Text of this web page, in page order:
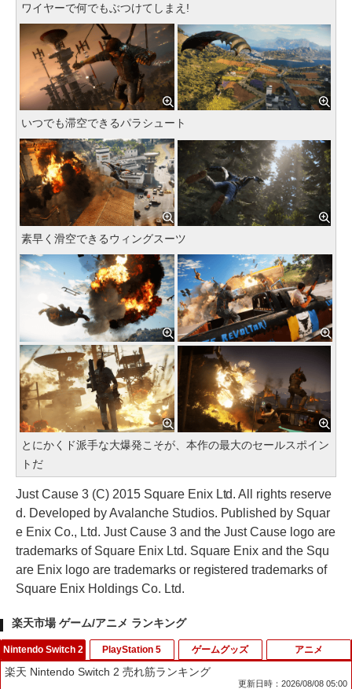
ワイヤーで何でもぶつけてしまえ!
いつでも滞空できるパラシュート
素早く滑空できるウィングスーツ
とにかくド派手な大爆発こそが、本作の最大のセールスポイン
トだ
Just Cause 3 (C) 2015 Square Enix Ltd. All rights reserve
d. Developed by Avalanche Studios. Published by Squar
e Enix Co., Ltd. Just Cause 3 and the Just Cause logo are
trademarks of Square Enix Ltd. Square Enix and the Squ
are Enix logo are trademarks or registered trademarks of
Square Enix Holdings Co. Ltd.
楽天市場 ゲーム/アニメ ランキング
Nintendo Switch 2
楽天 Nintendo Switch 2 売れ筋ランキング
更新日時：2026/08/08 05:00
PlayStation 5 ゲームグッズ アニメ